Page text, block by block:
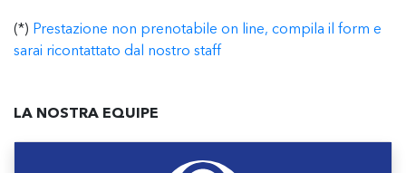
(*) Prestazione non prenotabile on line, compila il form e
sarai ricontattato dal nostro staff
LA NOSTRA EQUIPE